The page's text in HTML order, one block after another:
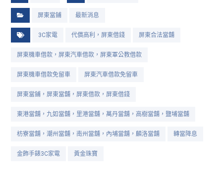
屏東當鋪 最新消息
3C家電 代償高利，屏東借錢 屏東合法當舖
屏東機車借款，屏東汽車借款，屏東軍公教借款
屏東機車借款免留車 屏東汽車借款免留車
屏東當鋪，屏東當舖，屏東借款，屏東借錢
東港當舖，九如當舖，里港當舖，萬丹當舖，高樹當舖，鹽埔當舖
枋寮當舖，潮州當舖，南州當舖，內埔當舖，麟洛當舖 轉當降息
金飾手錶3C家電 黃金珠寶